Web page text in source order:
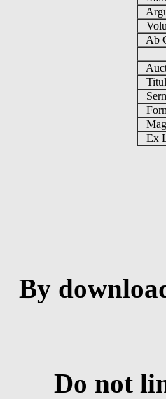
Ab
Ex
By
Do not